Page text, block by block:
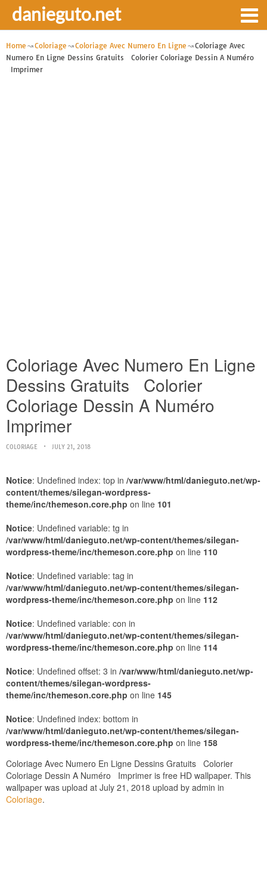
danieguto.net
Home Coloriage Coloriage Avec Numero En Ligne
Coloriage Avec
Numero En Ligne Dessins Gratuits Colorier Coloriage Dessin A Numéro
Imprimer
Coloriage Avec Numero En Ligne
Dessins Gratuits Colorier
Coloriage Dessin A Numéro
Imprimer
COLORIAGE JULY 21, 2018
Notice: Undefined index: top in /var/www/html/danieguto.net/wp-
content/themes/silegan-wordpress-
theme/inc/themeson.core.php on line 101
Notice: Undefined variable: tg in
/var/www/html/danieguto.net/wp-content/themes/silegan-
wordpress-theme/inc/themeson.core.php on line 110
Notice: Undefined variable: tag in
/var/www/html/danieguto.net/wp-content/themes/silegan-
wordpress-theme/inc/themeson.core.php on line 112
Notice: Undefined variable: con in
/var/www/html/danieguto.net/wp-content/themes/silegan-
wordpress-theme/inc/themeson.core.php on line 114
Notice: Undefined offset: 3 in /var/www/html/danieguto.net/wp-
content/themes/silegan-wordpress-
theme/inc/themeson.core.php on line 145
Notice: Undefined index: bottom in
/var/www/html/danieguto.net/wp-content/themes/silegan-
wordpress-theme/inc/themeson.core.php on line 158
Coloriage Avec Numero En Ligne Dessins Gratuits Colorier
Coloriage Dessin A Numéro Imprimer is free HD wallpaper. This
wallpaper was upload at July 21, 2018 upload by admin in
Coloriage.